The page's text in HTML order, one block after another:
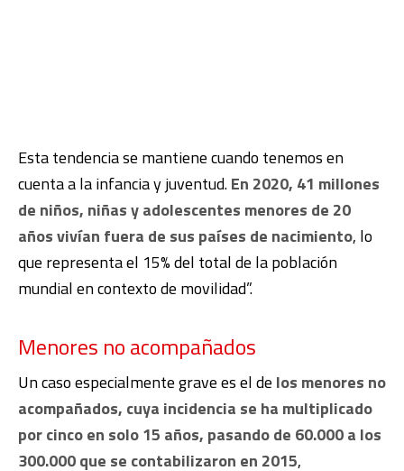
Esta tendencia se mantiene cuando tenemos en
cuenta a la infancia y juventud.En 2020, 41 millones
de niños, niñas y adolescentes menores de 20
años vivían fuera de sus países de nacimiento, lo
que representa el 15% del total de la población
mundial en contexto de movilidad”.
Menores no acompañados
Un caso especialmente grave es el de los menores no
acompañados, cuya incidencia se ha multiplicado
por cinco en solo 15 años, pasando de 60.000 a los
300.000 que se contabilizaron en 2015,